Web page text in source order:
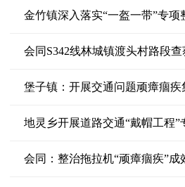
金竹镇深入落实“一盔一带”专项
会同S342线林城镇渡头村路段查
堡子镇：开展交通问题顽瘴痼疾
地灵乡开展道路交通“戴帽工程”
会同：整治拖拉机“顽瘴痼疾”成